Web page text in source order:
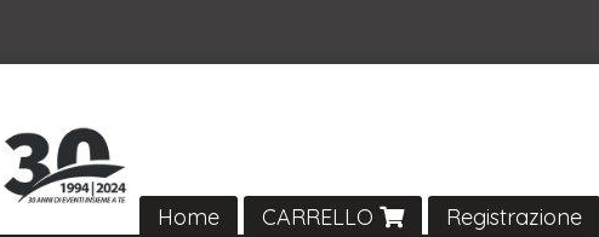
Home CARRELLO Registrazione